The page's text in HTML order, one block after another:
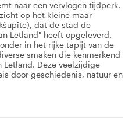
naar een vervlogen tijdperk.
op het kleine maar
dat de stad de
Letland" heeft opgeleverd.
in het rijke tapijt van de
smaken die kenmerkend
Letland. Deze veelzijdige
door geschiedenis, natuur en